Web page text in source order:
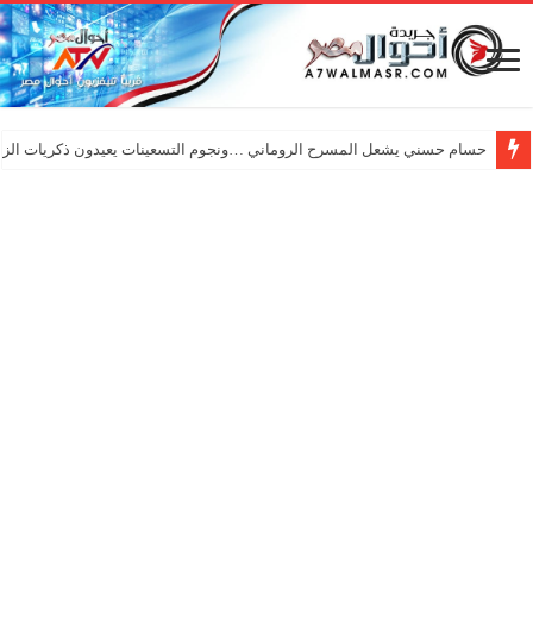
حسام حسني يشعل المسرح الروماني …ونجوم التسعينات يعيدون ذكريات